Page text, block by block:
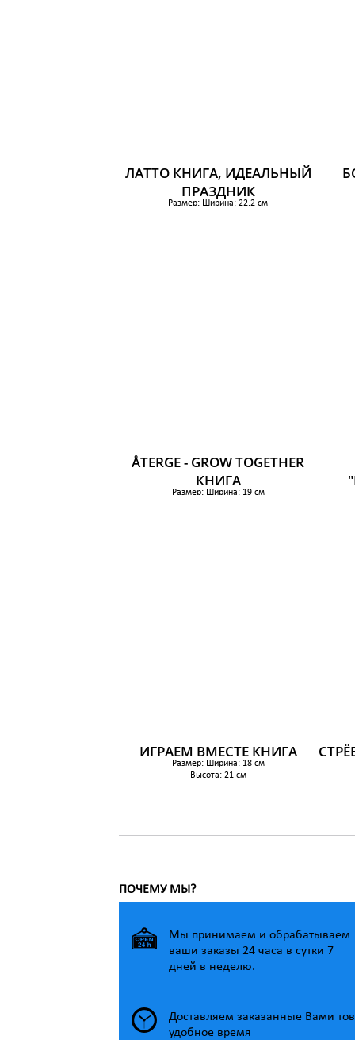
ЛАТТО КНИГА, ИДЕАЛЬНЫЙ
ПРАЗДНИК
Размер: Ширина: 22.2 см
ÅTERGE - GROW TOGETHER
КНИГА
Размер: Ширина: 19 см
ИГРАЕМ ВМЕСТЕ КНИГА
Размер: Ширина: 18 см
Высота: 21 см
ПОЧЕМУ МЫ?
Мы принимаем и обрабатываем
ваши заказы 24 часа в сутки 7
дней в неделю.
Доставляем заказанные Вами
удобное время